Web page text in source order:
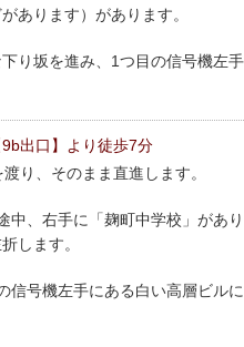
あります）があります。
り坂を進み、1つ目の信号機左
出口】より徒歩7分
り、そのまま直進します。
中、右手に「麹町中学校」があ
します。
信号機左手にある白い高層ビル